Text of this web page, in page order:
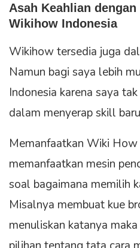
Asah Keahlian
Wikihow Indonesia
Wikihow tersedia juga
Namun bagi saya lebih
Indonesia karena saya
dalam menyerap skill
Memanfaatkan Wiki
memanfaatkan mesin
soal bagaimana memilih
Misalnya membuat kue
menuliskan katanya